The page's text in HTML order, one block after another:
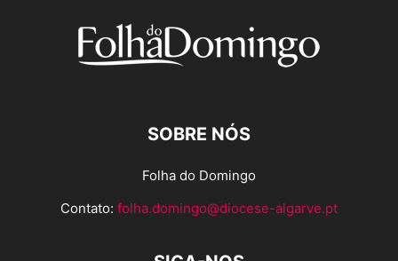
SOBRE NÓS
Folha do Domingo
Contato: folha.domingo@diocese-algarve.pt